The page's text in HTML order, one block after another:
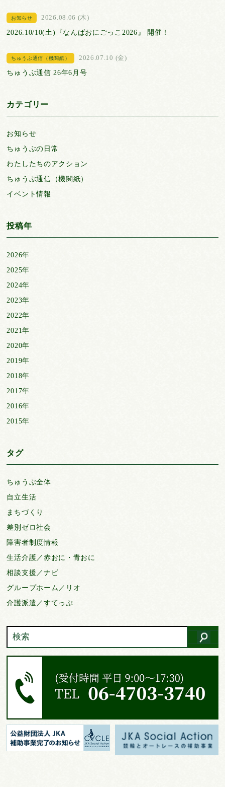
お知らせ
2026.08.06 (木)
2026.10/10(土)『なんばおにごっこ2026』 開催！
ちゅうぶ通信（機関紙）
2026.07.10 (金)
ちゅうぶ通信 26年6月号
カテゴリー
お知らせ
ちゅうぶの日常
わたしたちのアクション
ちゅうぶ通信（機関紙）
イベント情報
投稿年
2026年
2025年
2024年
2023年
2022年
2021年
2020年
2019年
2018年
2017年
2016年
2015年
タグ
ちゅうぶ全体
自立生活
まちづくり
差別ゼロ社会
障害者制度情報
生活介護／赤おに・青おに
相談支援／ナビ
グループホーム／リオ
介護派遣／すてっぷ